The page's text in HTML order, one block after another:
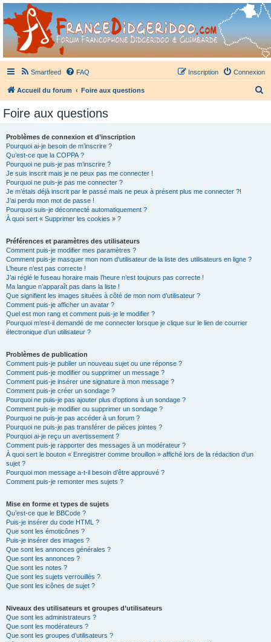
France Didgeridoo
Didgeridoo et Guimbarde sur France Didgeridoo - retrouvez la communauté.
Smartfeed FAQ Connexion
Inscription
Accueil du forum Foire aux questions
Foire aux questions
Problèmes de connexion et d’inscription
Pourquoi ai-je besoin de m’inscrire ?
Qu’est-ce que la COPPA ?
Pourquoi ne puis-je pas m’inscrire ?
Je suis inscrit mais je ne peux pas me connecter !
Pourquoi ne puis-je pas me connecter ?
Je m’étais déjà inscrit par le passé mais ne peux à présent plus me connecter ?!
J’ai perdu mon mot de passe !
Pourquoi suis-je déconnecté automatiquement ?
À quoi sert « Supprimer les cookies » ?
Préférences et paramètres des utilisateurs
Comment puis-je modifier mes paramètres ?
Comment puis-je masquer mon nom d’utilisateur de la liste des utilisateurs en ligne ?
L’heure n’est pas correcte !
J’ai réglé le fuseau horaire mais l’heure n’est toujours pas correcte !
Ma langue n’apparaît pas dans la liste !
Que signifient les images situées à côté de mon nom d’utilisateur ?
Comment puis-je afficher un avatar ?
Quel est mon rang et comment puis-je le modifier ?
Pourquoi m’est-il demandé de me connecter lorsque je clique sur le lien de courrier
électronique d’un utilisateur ?
Problèmes de publication
Comment puis-je publier un nouveau sujet ou une réponse ?
Comment puis-je modifier ou supprimer un message ?
Comment puis-je insérer une signature à mon message ?
Comment puis-je créer un sondage ?
Pourquoi ne puis-je pas ajouter plus d’options à un sondage ?
Comment puis-je modifier ou supprimer un sondage ?
Pourquoi ne puis-je pas accéder à un forum ?
Pourquoi ne puis-je pas transférer de pièces jointes ?
Pourquoi ai-je reçu un avertissement ?
Comment puis-je rapporter des messages à un modérateur ?
À quoi sert le bouton « Enregistrer comme brouillon » affiché lors de la rédaction d’un
sujet ?
Pourquoi mon message a-t-il besoin d’être approuvé ?
Comment puis-je remonter mes sujets ?
Mise en forme et types de sujets
Qu’est-ce que le BBCode ?
Puis-je insérer du code HTML ?
Que sont les émoticônes ?
Puis-je insérer des images ?
Que sont les annonces générales ?
Que sont les annonces ?
Que sont les notes ?
Que sont les sujets verrouillés ?
Que sont les icônes de sujet ?
Niveaux des utilisateurs et groupes d’utilisateurs
Que sont les administrateurs ?
Que sont les modérateurs ?
Que sont les groupes d’utilisateurs ?